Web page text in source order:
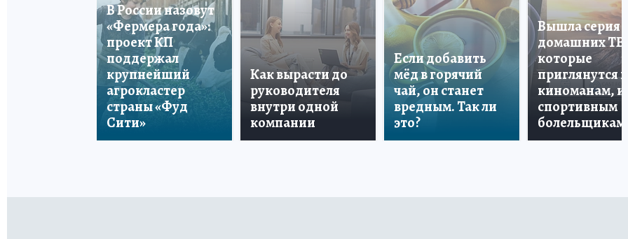
В России назовут
«Фермера года»:
проект КП
поддержал
крупнейший
агрокластер
страны «Фуд
Сити»
Как вырасти до
руководителя
внутри одной
компании
Если добавить
мёд в горячий
чай, он станет
вредным. Так ли
это?
Вышла серия
домашних ТВ,
которые
приглянутся и
киноманам, и
спортивным
болельщикам